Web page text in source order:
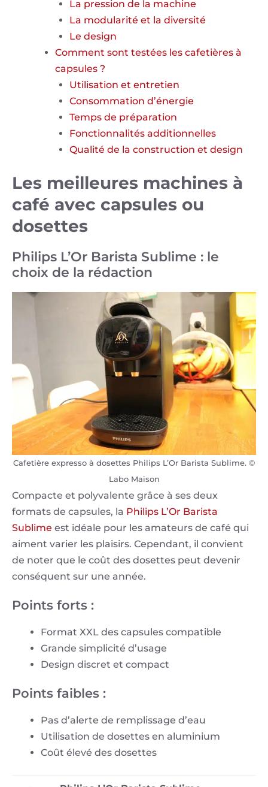
La pression de la machine
La modularité et la diversité
Le design
Comment sont testées les cafetières à
capsules ?
Utilisation et entretien
Consommation d’énergie
Temps de préparation
Fonctionnalités additionnelles
Qualité de la construction et design
Les meilleures machines à
café avec capsules ou
dosettes
Philips L’Or Barista Sublime : le
choix de la rédaction
Cafetière expresso à dosettes Philips L’Or Barista Sublime. ©
Labo Maison
Compacte et polyvalente grâce à ses deux
formats de capsules, la Philips L’Or Barista
Sublime est idéale pour les amateurs de café qui
aiment varier les plaisirs. Cependant, il convient
de noter que le coût des dosettes peut devenir
conséquent sur une année.
Points forts :
Format XXL des capsules compatible
Grande simplicité d’usage
Design discret et compact
Points faibles :
Pas d’alerte de remplissage d’eau
Utilisation de dosettes en aluminium
Coût élevé des dosettes